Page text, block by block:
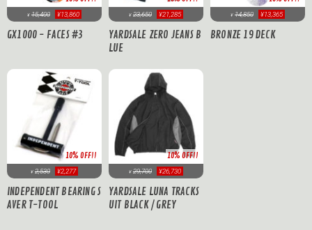
¥ 15,400 ¥13,860
GX1000 - FACES #3
¥ 23,650 ¥21,285
YARDSALE ZERO JEANS B
LUE
¥ 14,850 ¥13,365
BRONZE 19 DECK
10% OFF!!
¥ 2,530 ¥2,277
INDEPENDENT BEARING S
AVER T-TOOL
10% OFF!!
¥ 29,700 ¥26,730
YARDSALE LUNA TRACKS
UIT BLACK / GREY